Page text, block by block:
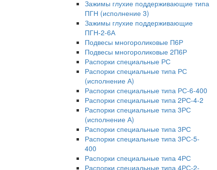
Зажимы глухие поддерживающие типа
ПГН (исполнение 3)
Зажимы глухие поддерживающие
ПГН-2-6А
Подвесы многороликовые П6Р
Подвесы многороликовые 2П6Р
Распорки специальные РС
Распорки специальные типа РС
(исполнение А)
Распорки специальные типа РС-6-400
Распорки специальные типа 2РС-4-2
Распорки специальные типа 3РС
(исполнение А)
Распорки специальные типа 3РС
Распорки специальные типа 3РС-5-
400
Распорки специальные типа 4РС
Распорки специальные типа 4РС-2-